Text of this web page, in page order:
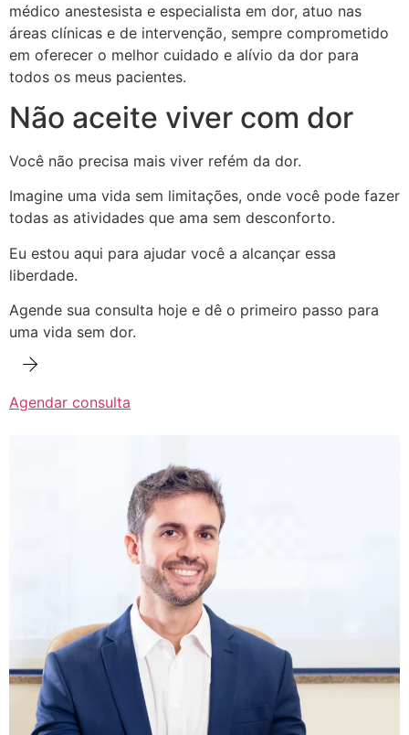
médico anestesista e especialista em dor, atuo nas
áreas clínicas e de intervenção, sempre comprometido
em oferecer o melhor cuidado e alívio da dor para
todos os meus pacientes.
Não aceite viver com dor
Você não precisa mais viver refém da dor.
Imagine uma vida sem limitações, onde você pode fazer
todas as atividades que ama sem desconforto.
Eu estou aqui para ajudar você a alcançar essa
liberdade.
Agende sua consulta hoje e dê o primeiro passo para
uma vida sem dor.
Agendar consulta